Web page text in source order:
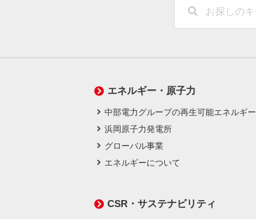
エネルギー・原子力
中部電力グループの再生可能エネルギー
浜岡原子力発電所
グローバル事業
エネルギーについて
CSR・サステナビリティ